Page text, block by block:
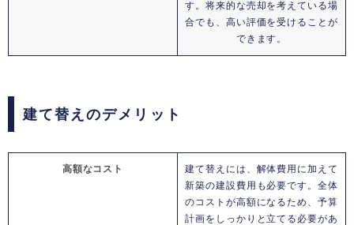
す。将来的な売却を考えている場
合でも、高い評価を受けることが
できます。
建て替えのデメリット
高額なコスト
建て替えには、解体費用に加えて
新築の建設費用も必要です。全体
のコストが高額になるため、予算
計画をしっかりと立てる必要があ